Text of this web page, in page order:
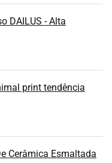
DAILUS - Alta
print tendência
Cerâmica Esmaltada